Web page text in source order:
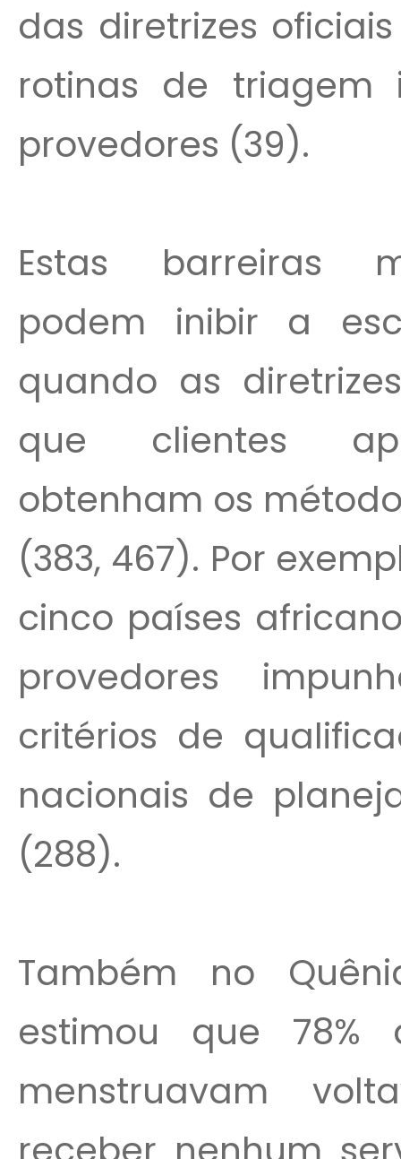
das diretrizes
rotinas de triagem
provedores (39).
Estas barreiras
podem inibir a
quando as
que clientes
obtenham os
(383, 467). Por
cinco países
provedores
critérios de
nacionais de
(288).
Também no
estimou que 78%
menstruavam